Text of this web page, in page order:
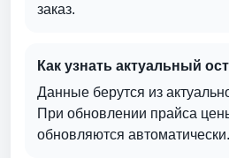
заказ.
Как узнать актуальный
Данные берутся из
При обновлении прайса
обновляются автоматически.